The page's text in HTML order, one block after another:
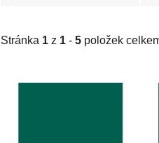
Stránka 1 z 1 - 5 položek